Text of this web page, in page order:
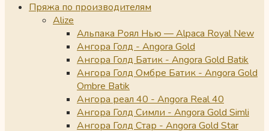
Пряжа по производителям
Alize
Альпака Роял Нью — Alpaca Royal New
Ангора Голд - Angora Gold
Ангора Голд Батик - Angora Gold Batik
Ангора Голд Омбре Батик - Angora Gold
Ombre Batik
Ангора реал 40 - Angora Real 40
Ангора Голд Симли - Angora Gold Simli
Ангора Голд Стар - Angora Gold Star